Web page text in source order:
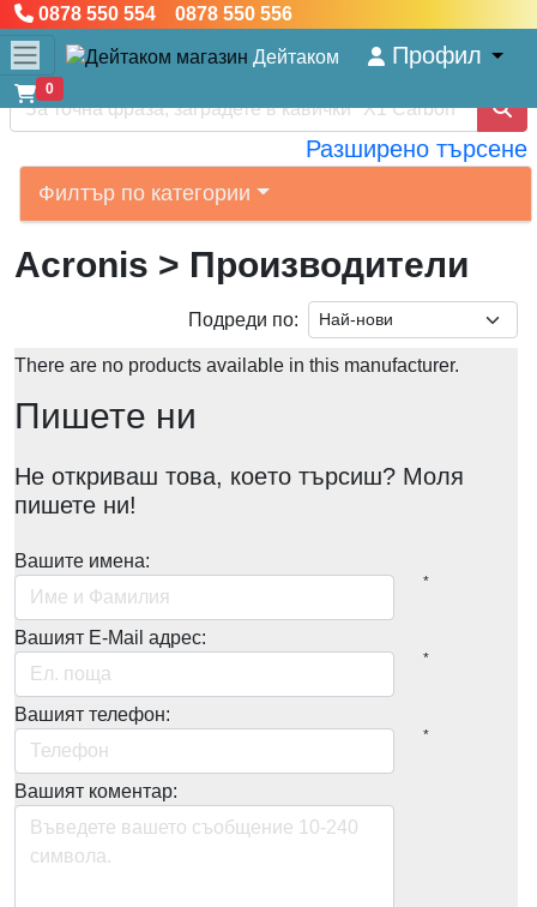
0878 550 554 0878 550 556
Дейтаком Профил
0
Разширено търсене
Филтър по категории
Acronis > Производители
Подреди по:
There are no products available in this manufacturer.
Пишете ни
Не откриваш това, коeто търсиш? Моля
пишете ни!
Вашите имена:
*
Вашият E-Mail адрес:
*
Вашият телефон:
*
Вашият коментар: